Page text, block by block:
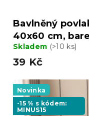
Bavlněný
40x60 cm,
Skladem (>10 ks)
39 Kč
Novinka
-15 % s kódem:
MINUS15